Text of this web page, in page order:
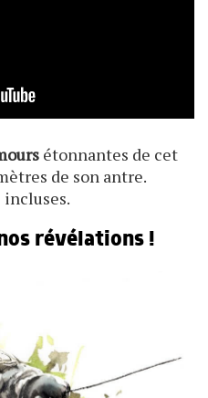
étonnantes de cet
de son antre.
révélations !